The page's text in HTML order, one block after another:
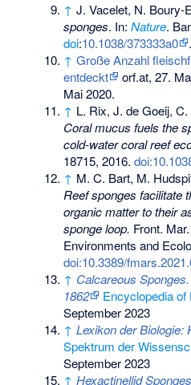
↑ J. Vacelet, N. Boury-
sponges. In:Nature.
doi:10.1038/373333a0
.
↑ Große Anzahl
entdeckt
orf.at, 27.
Mai 2020.
↑ L. Rix, J. de Goeij,
Coral mucus fuels the
cold-water coral reef
18715, 2016.
↑ M. C. Bart, M.
Reef sponges facilitate
organic matter to their
sponge loop. Front.
Environments and
doi:10.3389/
↑ Calcareous
1862
Encyclopedia of
September 2023
↑ Lexikon der Biologie:
Spektrum der
September 2023
↑ Hexactinellid